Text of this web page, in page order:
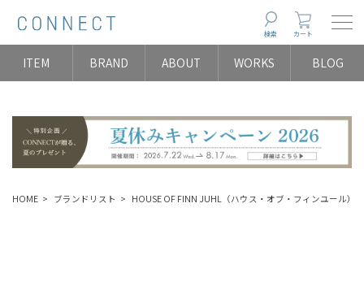
検索 カート
ITEM BRAND ABOUT WORKS BLOG
HOME ブランドリスト HOUSE OF FINN JUHL（ハウス・オブ・フィンユール）